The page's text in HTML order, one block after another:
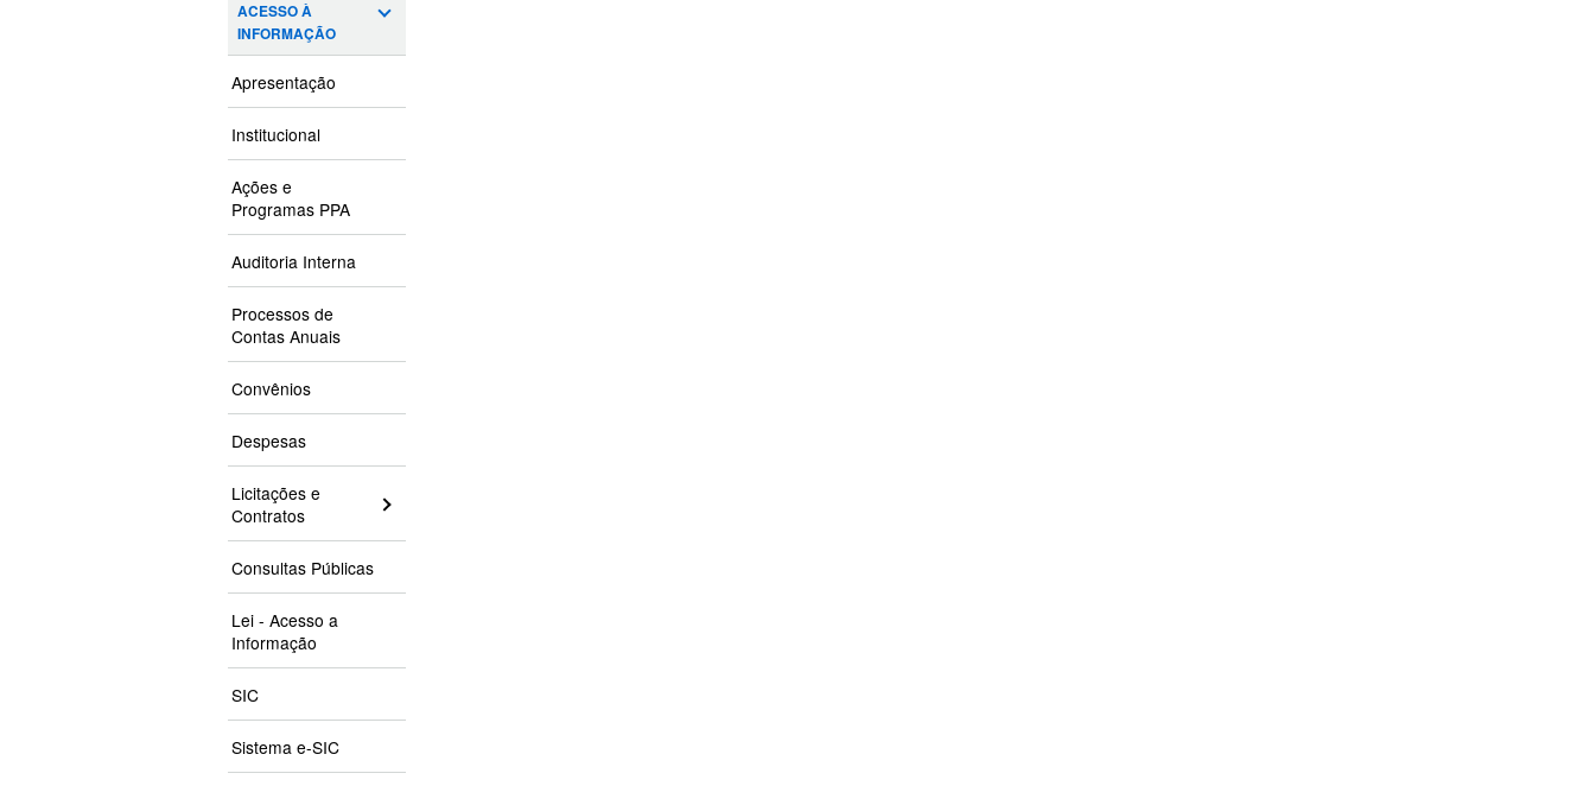
ACESSO À
INFORMAÇÃO
Apresentação
Institucional
Ações e
Programas PPA
Auditoria Interna
Processos de
Contas Anuais
Convênios
Despesas
Licitações e
Contratos
Consultas Públicas
Lei - Acesso a
Informação
SIC
Sistema e-SIC